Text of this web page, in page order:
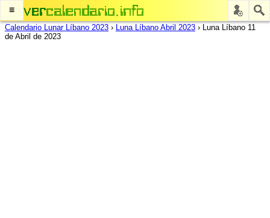
≡
Calendario Lunar Líbano 2023 › Luna Líbano Abril 2023 › Luna Líbano 11
de Abril de 2023